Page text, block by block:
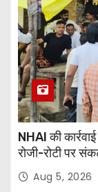
NHAI की
रोजी-रोटी पर
Aug 5, 2026